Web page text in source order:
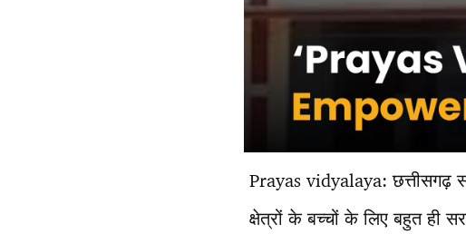
Prayas vidyalaya: छत्तीसगढ़
क्षेत्रों के बच्चों के लिए बहुत ही